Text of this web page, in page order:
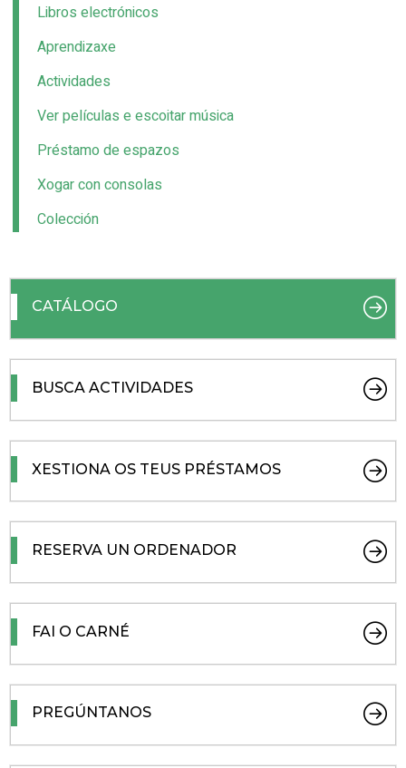
Libros electrónicos
Aprendizaxe
Actividades
Ver películas e escoitar música
Préstamo de espazos
Xogar con consolas
Colección
CATÁLOGO
BUSCA ACTIVIDADES
XESTIONA OS TEUS PRÉSTAMOS
RESERVA UN ORDENADOR
FAI O CARNÉ
PREGÚNTANOS